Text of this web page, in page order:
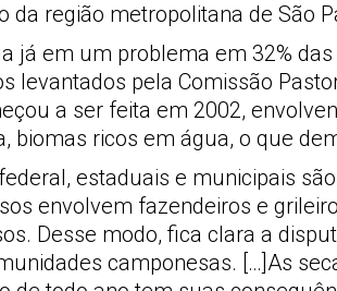
da região metropolitana de São
já em um problema em 32%
levantados pela Comissão
a ser feita em 2002,
biomas ricos em água, o que
estaduais e municipais
envolvem fazendeiros e
Desse modo, fica clara a
camponesas. […]As